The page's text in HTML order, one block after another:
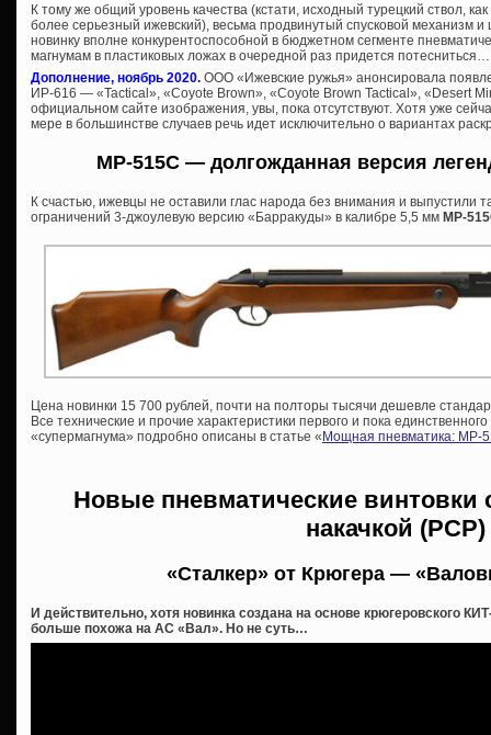
К тому же общий уровень качества (кстати, исходный турецкий ствол,
более серьезный ижевский), весьма продвинутый спусковой механизм
новинку вполне конкурентоспособной в бюджетном сегменте
магнумам в пластиковых ложах в очередной раз придется потесниться…
Дополнение, ноябрь 2020. ООО «Ижевские ружья» анонсировала
ИР-616 — «Tactical», «Coyote Brown», «Coyote Brown Tactical», «Desert
официальном сайте изображения, увы, пока отсутствуют. Хотя уже
мере в большинстве случаев речь идет исключительно о вариантах
МР-515С — долгожданная версия
К счастью, ижевцы не оставили глас народа без внимания и выпустили
ограничений 3-джоулевую версию «Барракуды» в калибре 5,5 мм МР-
Цена новинки 15 700 рублей, почти на полторы тысячи дешевле
Все технические и прочие характеристики первого и пока
«супермагнума» подробно описаны в статье «Мощная пневматика: МР-
Новые пневматические винтовки
накачкой (PCP)
«Сталкер» от Крюгера —
И действительно, хотя новинка создана на основе крюгеровского
больше похожа на АС «Вал». Но не суть…